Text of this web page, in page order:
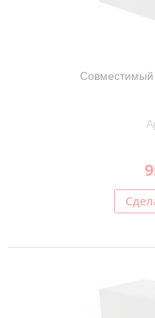
Совместимый